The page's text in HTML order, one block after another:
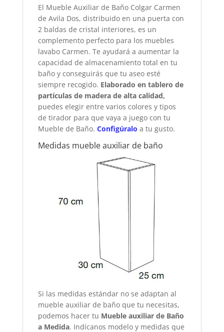
El Mueble Auxiliar de Baño Colgar Carmen
de Avila Dos, distribuido en una puerta con
2 baldas de cristal interiores, es un
complemento perfecto para los muebles
lavabo Carmen. Te ayudará a aumentar la
capacidad de almacenamiento total en tu
baño y conseguirás que tu aseo esté
siempre recogido. Elaborado en tablero de
partículas de madera de alta calidad,
puedes elegir entre varios colores y tipos
de tirador para que vaya a juego con tu
Mueble de Baño. Configúralo a tu gusto.
Medidas mueble auxiliar de baño
Si las medidas estándar no se adaptan al
mueble auxiliar de baño que tu necesitas,
podemos hacer tu Mueble auxiliar de Baño
a Medida. Indícanos modelo y medidas que